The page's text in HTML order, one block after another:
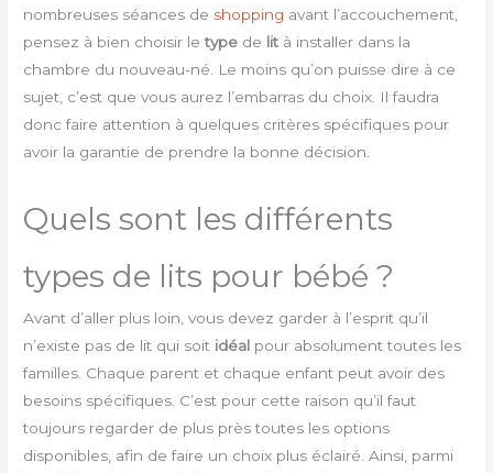
nombreuses séances de shopping avant l’accouchement,
pensez à bien choisir letype de lit à installer dans la
chambre du nouveau-né. Le moins qu’on puisse dire à ce
sujet, c’est que vous aurez l’embarras du choix. Il faudra
donc faire attention à quelques critères spécifiques pour
avoir la garantie de prendre la bonne décision.
Quels sont les différents
types de lits pour bébé ?
Avant d’aller plus loin, vous devez garder à l’esprit qu’il
n’existe pas de lit qui soit idéal pour absolument toutes les
familles. Chaque parent et chaque enfant peut avoir des
besoins spécifiques. C’est pour cette raison qu’il faut
toujours regarder de plus près toutes les options
disponibles, afin de faire un choix plus éclairé. Ainsi, parmi